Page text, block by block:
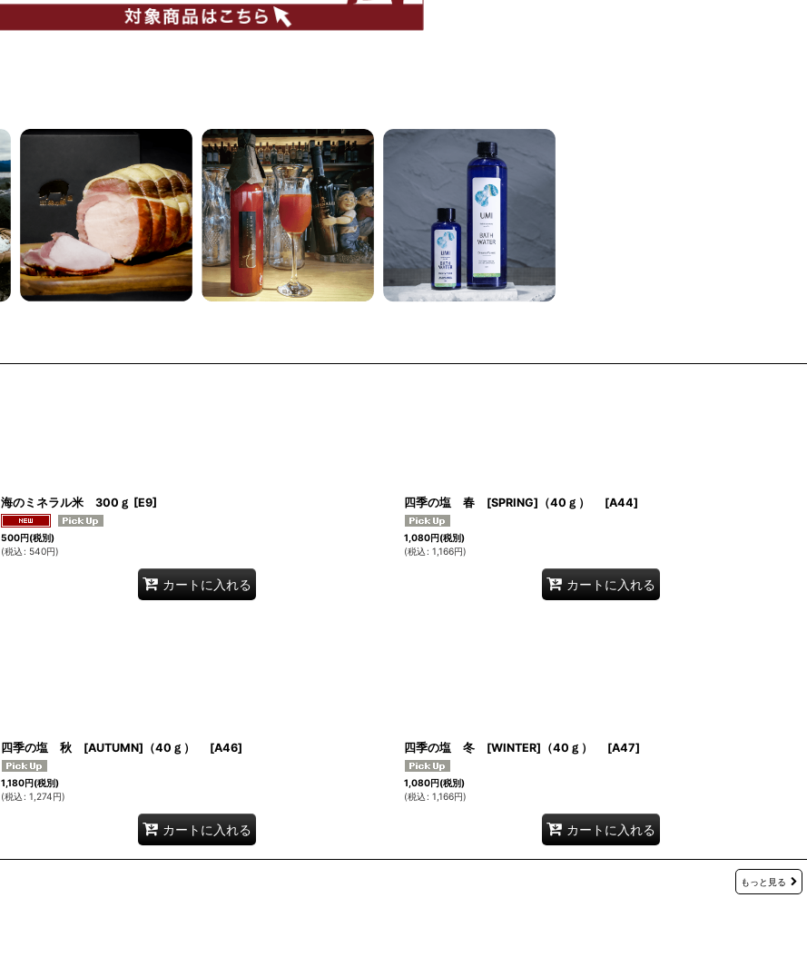
海のミネラル米 300ｇ [E9 ]
500円(税別)
(税込 : 540円
カートに入れる
四季の塩 春 [SPRING]（40ｇ） [ A44]
1,080円(税別)
(税込: 1,166円)
カートに入れる
四季の塩 秋 [AUTUMN]（40ｇ） [A46]
1,180円(税別)
(税込: 1,274円
カートに入れる
四季の塩 冬 [WINTER]（40ｇ） [ A47]
1,080円(税別)
(税込: 1,166円)
カートに入れる
もっと見る